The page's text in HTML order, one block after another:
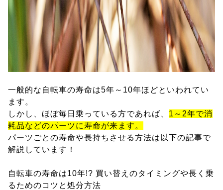
一般的な自転車の寿命は5年～10年ほどといわれてい
ます。
しかし、ほぼ毎日乗っている方であれば、 1～2年で消
耗品などのパーツに寿命が来ます。
パーツごとの寿命や長持ちさせる方法は以下の記事で
解説しています！
自転車の寿命は10年!? 買い替えのタイミングや長く乗
るためのコツと処分方法